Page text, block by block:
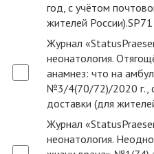
год, с учётом
жителей России).SP71
Журнал
неонатология.
анамнез: что на
№3/4(70/72)/2020 г.,
доставки (для
Журнал
неонатология.